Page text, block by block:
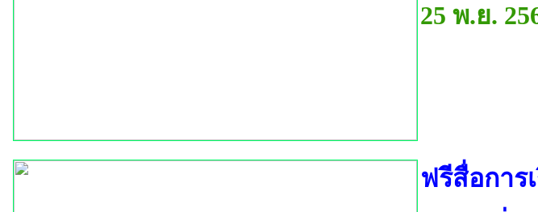
25 พ.ย.
ฟรีสื่อการ